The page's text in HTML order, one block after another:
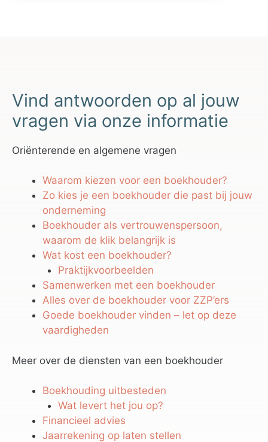
Vind antwoorden op al jouw
vragen via onze informatie
Oriënterende en algemene vragen
Waarom kiezen voor een boekhouder?
Zo kies je een boekhouder die past bij jouw
onderneming
Boekhouder als vertrouwenspersoon,
waarom de klik belangrijk is
Wat kost een boekhouder?
Praktijkvoorbeelden
Samenwerken met een boekhouder
Alles over de boekhouder voor ZZP’ers
Goede boekhouder vinden – let op deze
vaardigheden
Meer over de diensten van een boekhouder
Boekhouding uitbesteden
Wat levert het jou op?
Financieel advies
Jaarrekening op laten stellen